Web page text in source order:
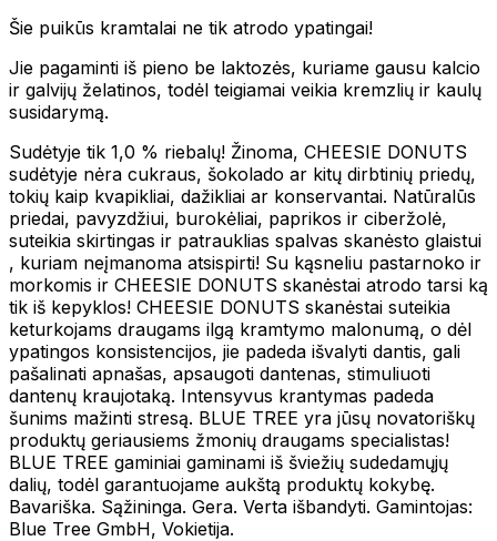
Šie puikūs kramtalai ne tik atrodo ypatingai!
Jie pagaminti iš pieno be laktozės, kuriame gausu kalcio
ir galvijų želatinos, todėl teigiamai veikia kremzlių ir kaulų
susidarymą.
Sudėtyje tik 1,0 % riebalų! Žinoma, CHEESIE DONUTS
sudėtyje nėra cukraus, šokolado ar kitų dirbtinių priedų,
tokių kaip kvapikliai, dažikliai ar konservantai. Natūralūs
priedai, pavyzdžiui, burokėliai, paprikos ir ciberžolė,
suteikia skirtingas ir patrauklias spalvas skanėsto glaistui
, kuriam neįmanoma atsispirti! Su kąsneliu pastarnoko ir
morkomis ir CHEESIE DONUTS skanėstai atrodo tarsi ką
tik iš kepyklos! CHEESIE DONUTS skanėstai suteikia
keturkojams draugams ilgą kramtymo malonumą, o dėl
ypatingos konsistencijos, jie padeda išvalyti dantis, gali
pašalinati apnašas, apsaugoti dantenas, stimuliuoti
dantenų kraujotaką. Intensyvus krantymas padeda
šunims mažinti stresą. BLUE TREE yra jūsų novatoriškų
produktų geriausiems žmonių draugams specialistas!
BLUE TREE gaminiai gaminami iš šviežių sudedamųjų
dalių, todėl garantuojame aukštą produktų kokybę.
Bavariška. Sąžininga. Gera. Verta išbandyti. Gamintojas:
Blue Tree GmbH, Vokietija.